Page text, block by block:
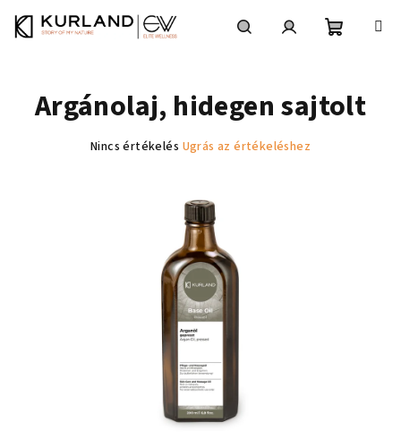
Argánolaj, hidegen sajtolt
A
Nincs értékelés Ugrás az értékeléshez